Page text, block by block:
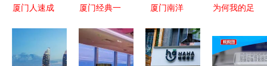
厦门人速成
生活
厦门经典一
古韵、渔村
风情与南洋
厦门南洋
八条街的风
情
为何我的足
方，却独独
未至厦门？